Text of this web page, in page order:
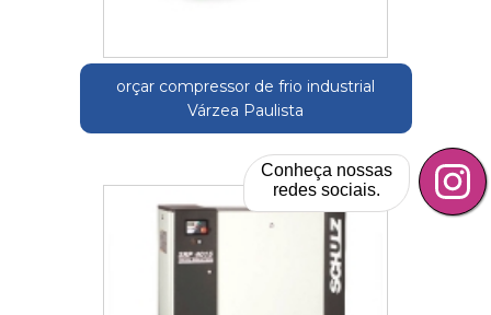
orçar compressor de frio industrial
Várzea Paulista
Conheça nossas
redes sociais.